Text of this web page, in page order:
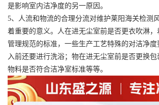
是影响室内洁净度的另一原因。
5、人流和物流的合理分流对维护莱阳海关检测
着重要的意义。人在进无尘室前是否更衣吹淋
管理规范的标准，一些生产工艺特殊的对洁净
入前还要进行洗浴；物在进无尘室前是否更换
物料是否符合洁净室标准等等。